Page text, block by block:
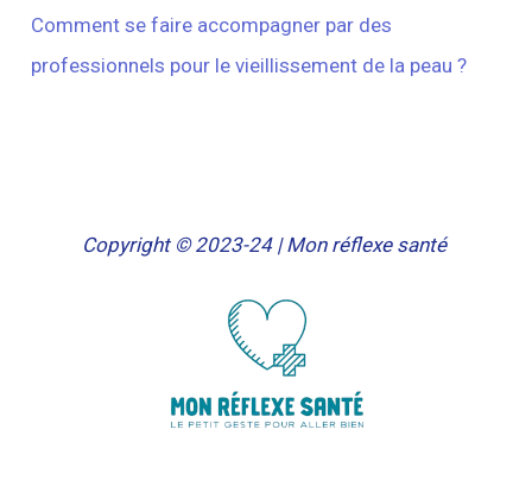
Comment se faire accompagner par des
professionnels pour le vieillissement de la peau ?
Copyright © 2023-24 | Mon réflexe santé